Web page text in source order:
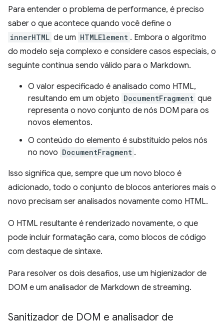
Para entender o problema de performance, é preciso
saber o que acontece quando você define o
innerHTML de um HTMLElement . Embora o algoritmo
do modelo seja complexo e considere casos especiais, o
seguinte continua sendo válido para o Markdown.
O valor especificado é analisado como HTML,
resultando em um objeto DocumentFragment que
representa o novo conjunto de nós DOM para os
novos elementos.
O conteúdo do elemento é substituído pelos nós
no novo DocumentFragment .
Isso significa que, sempre que um novo bloco é
adicionado, todo o conjunto de blocos anteriores mais o
novo precisam ser analisados novamente como HTML.
O HTML resultante é renderizado novamente, o que
pode incluir formatação cara, como blocos de código
com destaque de sintaxe.
Para resolver os dois desafios, use um higienizador de
DOM e um analisador de Markdown de streaming.
Sanitizador de DOM e analisador de